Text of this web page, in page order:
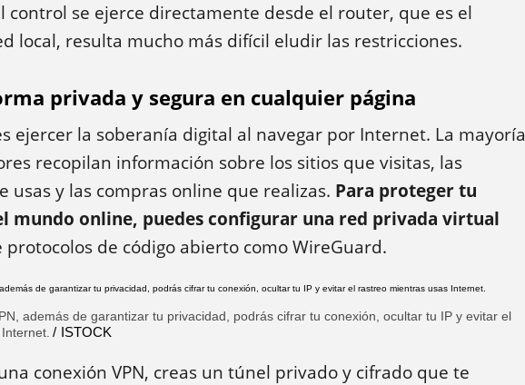
control se ejerce directamente desde el router, que es el
local, resulta mucho más difícil eludir las restricciones.
privada y segura en cualquier página
ejercer la soberanía digital al navegar por Internet. La mayoría
recopilan información sobre los sitios que visitas, las
usas y las compras online que realizas. Para proteger tu
mundo online, puedes configurar una red privada virtual
de código abierto como WireGuard.
además de garantizar tu privacidad, podrás cifrar tu conexión, ocultar tu IP y evitar el
ISTOCK
conexión VPN, creas un túnel privado y cifrado que te